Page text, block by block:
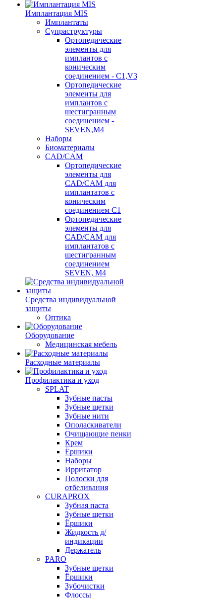
Имплантация MIS
Имплантаты
Супраструктуры
Ортопедические
элементы для
имплантов с
коническим
соединением - C1,V3
Ортопедические
элементы для
имплантов с
шестигранным
соединением -
SEVEN,M4
Наборы
Биоматериалы
CAD/CAM
Ортопедические
элементы для
CAD/CAM для
имплантатов с
коническим
соединением С1
Ортопедические
элементы для
CAD/CAM для
имплантатов с
шестигранным
соединением
SEVEN, М4
Средства индивидуальной
защиты
Оптика
Оборудование
Медицинская мебель
Расходные материалы
Профилактика и уход
SPLAT
Зубные пасты
Зубные щетки
Зубные нити
Ополаскиватели
Очищающие пенки
Крем
Ёршики
Наборы
Ирригатор
Полоски для
отбеливания
CURAPROX
Зубная паста
Зубные щетки
Ёршики
Жидкость д/
индикации
Держатель
PARO
Зубные щетки
Ёршики
Зубочистки
Флоссы